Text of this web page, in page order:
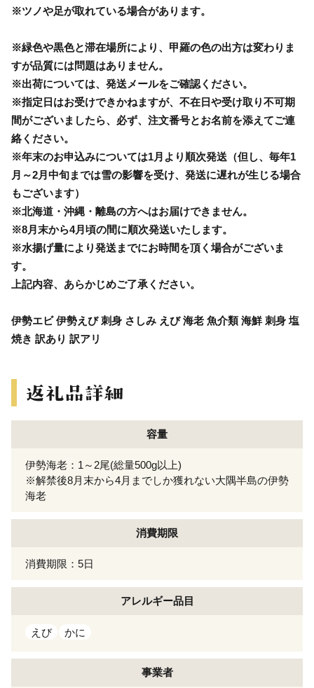
※ツノや足が取れている場合があります。
※緑色や黒色と滞在場所により、甲羅の色の出方は変わりま
すが品質には問題はありません。
※出荷については、発送メールをご確認ください。
※指定日はお受けできかねますが、不在日や受け取り不可期
間がございましたら、必ず、注文番号とお名前を添えてご連
絡ください。
※年末のお申込みについては1月より順次発送（但し、毎年1
月～2月中旬までは雪の影響を受け、発送に遅れが生じる場合
もございます）
※北海道・沖縄・離島の方へはお届けできません。
※8月末から4月頃の間に順次発送いたします。
※水揚げ量により発送までにお時間を頂く場合がございま
す。
上記内容、あらかじめご了承ください。
伊勢エビ 伊勢えび 刺身 さしみ えび 海老 魚介類 海鮮 刺身 塩
焼き 訳あり 訳アリ
容量
伊勢海老：1～2尾(総量500g以上)
※解禁後8月末から4月までしか獲れない大隅半島の伊勢
海老
消費期限
消費期限：5日
アレルギー品目
えび かに
事業者